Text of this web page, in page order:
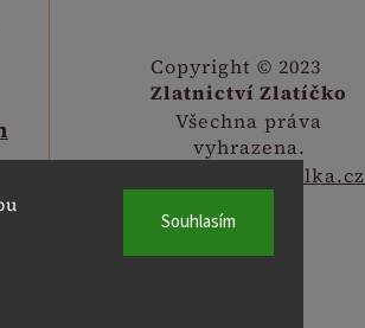
Souhlasím
Copyright © 2023
Zlatnictví Zlatíčko
Všechna práva
vyhrazena.
Digitalka.cz